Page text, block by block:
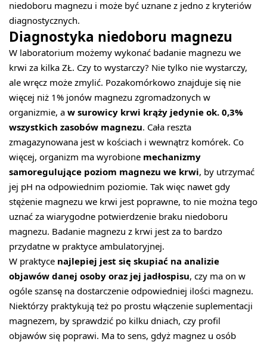
niedoboru magnezu i może być uznane z jedno z kryteriów
diagnostycznych.
Diagnostyka niedoboru magnezu
W laboratorium możemy wykonać badanie magnezu we
krwi za kilka ZŁ. Czy to wystarczy? Nie tylko nie wystarczy,
ale wręcz może zmylić. Pozakomórkowo znajduje się nie
więcej niż 1% jonów magnezu zgromadzonych w
organizmie, a w surowicy krwi krąży jedynie ok. 0,3%
wszystkich zasobów magnezu . Cała reszta
zmagazynowana jest w kościach i wewnątrz komórek. Co
więcej, organizm ma wyrobione mechanizmy
samoregulujące poziom magnezu we krwi , by utrzymać
jej pH na odpowiednim poziomie. Tak więc nawet gdy
stężenie magnezu we krwi jest poprawne, to nie można tego
uznać za wiarygodne potwierdzenie braku niedoboru
magnezu. Badanie magnezu z krwi jest za to bardzo
przydatne w praktyce ambulatoryjnej.
W praktyce najlepiej jest się skupiać na analizie
objawów danej osoby oraz jej jadłospisu , czy ma on w
ogóle szansę na dostarczenie odpowiedniej ilości magnezu.
Niektórzy praktykują też po prostu włączenie suplementacji
magnezem, by sprawdzić po kilku dniach, czy profil
objawów się poprawi. Ma to sens, gdyż magnez u osób